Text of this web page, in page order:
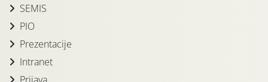
SEMIS
PIO
Prezentacije
Intranet